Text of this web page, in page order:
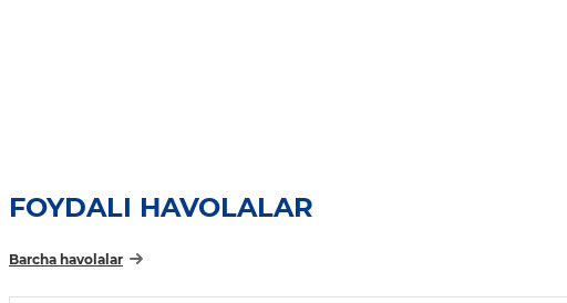
FOYDALI HAVOLALAR
Barcha havolalar